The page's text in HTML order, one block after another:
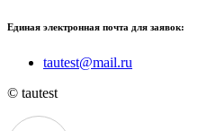
Единая электронная почта для заявок:
tautest@mail.ru
© tautest